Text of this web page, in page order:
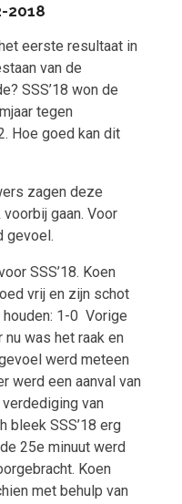
2018
eerste resultaat in
van de
SSS’18 won de
tegen
Hoe goed kan dit
zagen deze
gaan. Voor
gevoel.
SSS’18. Koen
vrij en zijn schot
1-0 Vorige
was het raak en
werd meteen
werd een aanval van
van
bleek SSS’18 erg
25e minuut werd
Koen
met behulp van